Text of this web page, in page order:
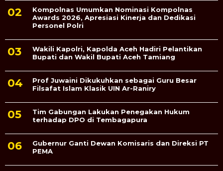
Kompolnas Umumkan Nominasi Kompolnas
Awards 2026, Apresiasi Kinerja dan Dedikasi
Personel Polri
Wakili Kapolri, Kapolda Aceh Hadiri Pelantikan
Bupati dan Wakil Bupati Aceh Tamiang
Prof Juwaini Dikukuhkan sebagai Guru Besar
Filsafat Islam Klasik UIN Ar-Raniry
Tim Gabungan Lakukan Penegakan Hukum
terhadap DPO di Tembagapura
Gubernur Ganti Dewan Komisaris dan Direksi PT
PEMA